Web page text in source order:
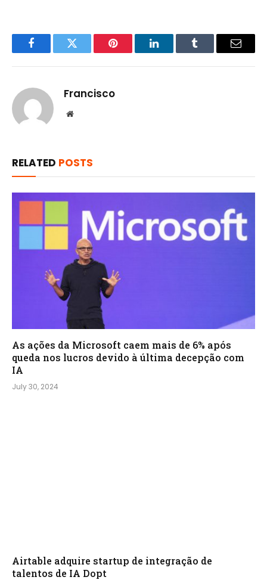
FacebookTwitter Pinterest LinkedInTumblr Email
Francisco
Website
RELATED POSTS
As ações da Microsoft caem mais de 6% após
queda nos lucros devido à última decepção com
IA
July 30, 2024
Airtable adquire startup de integração de
talentos de IA Dopt